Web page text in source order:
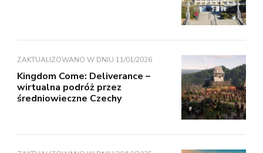
ZAKTUALIZOWANO W DNIU 11/01/2026
Kingdom Come: Deliverance –
wirtualna podróż przez
średniowieczne Czechy